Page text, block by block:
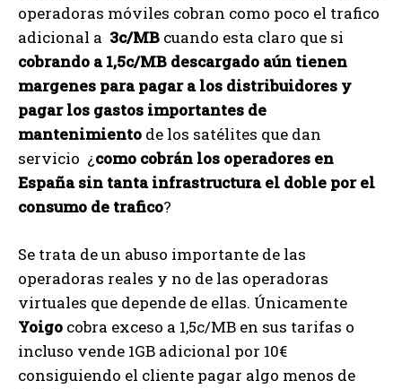
operadoras móviles cobran como poco el trafico
adicional a 3c/MB cuando esta claro que si
cobrando a 1,5c/MB descargado aún tienen
margenes para pagar a los distribuidores y
pagar los gastos importantes de
mantenimiento de los satélites que dan
servicio ¿como cobrán los operadores en
España sin tanta infrastructura el doble por el
consumo de trafico?
Se trata de un abuso importante de las
operadoras reales y no de las operadoras
virtuales que depende de ellas. Únicamente
Yoigo cobra exceso a 1,5c/MB en sus tarifas o
incluso vende 1GB adicional por 10€
consiguiendo el cliente pagar algo menos de